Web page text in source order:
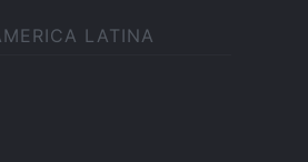
LATINA